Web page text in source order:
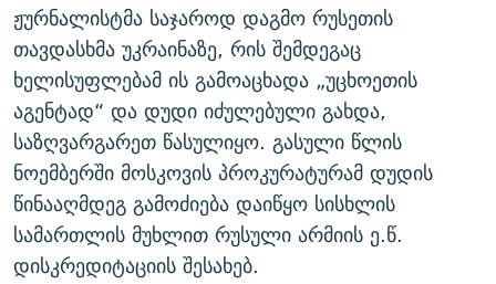
ჟურნალისტმა საჯაროდ დაგმო რუსეთის
თავდასხმა უკრაინაზე, რის შემდეგაც
ხელისუფლებამ ის გამოაცხადა „უცხოეთის
აგენტად“ და დუდი იძულებული გახდა,
საზღვარგარეთ წასულიყო. გასული წლის
ნოემბერში მოსკოვის პროკურატურამ დუდის
წინააღმდეგ გამოძიება დაიწყო სისხლის
სამართლის მუხლით რუსული არმიის ე.წ.
დისკრედიტაციის შესახებ.